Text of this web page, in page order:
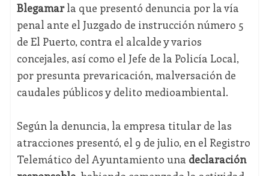
Blegamarla que presentó denuncia por la vía
penal ante el Juzgado de instrucción número 5
de El Puerto, contra el alcalde y varios
concejales, así como el Jefe de la Policía Local,
por presunta prevaricación, malversación de
caudales públicos y delito medioambiental.
Según la denuncia, la empresa titular de las
atracciones presentó, el 9 de julio, en el Registro
Telemático del Ayuntamiento una declaración